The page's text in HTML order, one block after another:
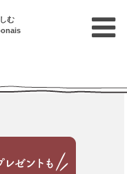
む